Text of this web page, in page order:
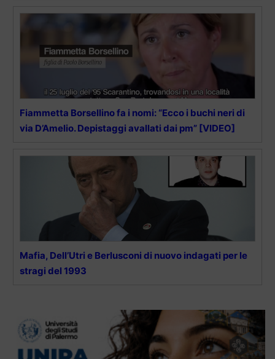
Fiammetta Borsellino fa i nomi: “Ecco i buchi neri di
via D’Amelio. Depistaggi avallati dai pm” [VIDEO]
Mafia, Dell’Utri e Berlusconi di nuovo indagati per le
stragi del 1993